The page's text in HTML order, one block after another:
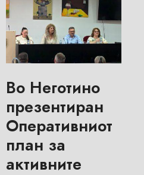
Во Неготино
презентиран
Оперативниот
план за
активните